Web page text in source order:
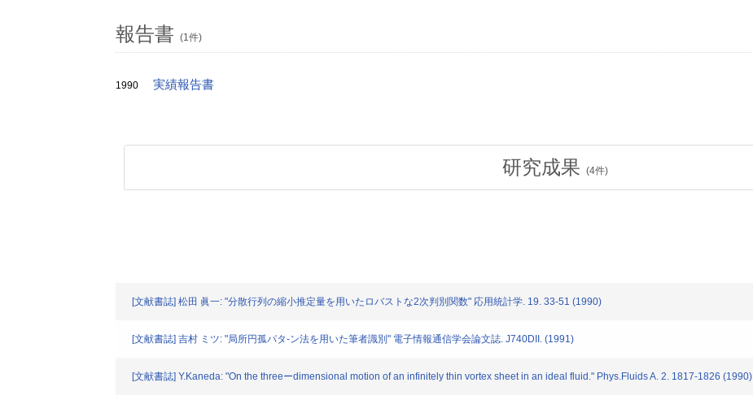
報告書 (1件)
1990 実績報告書
研究成果 (4件)
[文献書誌] 松田 眞一: "分散行列の縮小推定量を用いたロバストな2次判別関数" 応用統計学. 19. 33-51 (1990)
[文献書誌] 吉村 ミツ: "局所円孤パタ-ン法を用いた筆者識別" 電子情報通信学会論文誌. J740DII. (1991)
[文献書誌] Y.Kaneda: "On the threeーdimensional motion of an infinitely thin vortex sheet in an ideal fluid." Phys.Fluids A. 2. 1817-1826 (1990)